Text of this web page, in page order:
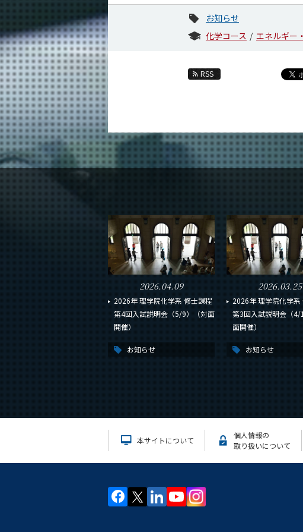
お知らせ
化学コース
エネルギー
RSS
2026.04.09
2026年 理学院化学系 修士課程
第4回入試説明会（5/9）（対面
開催）
お知らせ
2026.03.25
2026年 理学院化学系
第3回入試説明会（4/
面開催）
お知らせ
本サイトについて
個人情報の
取り扱いについて